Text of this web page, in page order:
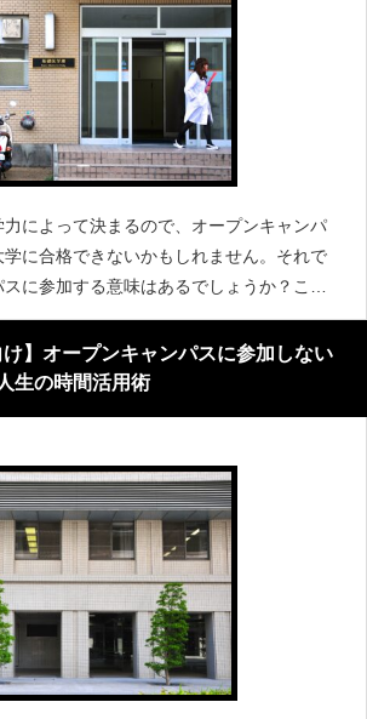
によって決まるので、オープンキャンパ
学に合格できないかもしれません。それで
に参加する意味はあるでしょうか？この
参加する学年によって異なります。オー
加する意味は、医学部選びの重要な一環で
け】オープンキャンパスに参加しない
生の時間活用術